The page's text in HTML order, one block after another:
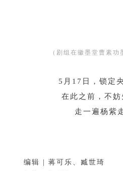
（剧组在徽墨堂曹素功
5月17日，锁定
在此之前，不妨
走一遍杨紫
编辑 | 蒋可乐、臧世琦